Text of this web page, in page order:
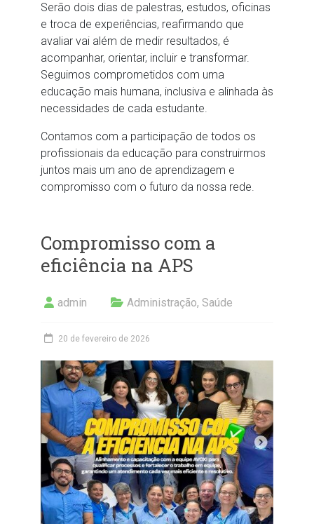
Serão dois dias de palestras, estudos, oficinas
e troca de experiências, reafirmando que
avaliar vai além de medir resultados, é
acompanhar, orientar, incluir e transformar.
Seguimos comprometidos com uma
educação mais humana, inclusiva e alinhada às
necessidades de cada estudante.
Contamos com a participação de todos os
profissionais da educação para construirmos
juntos mais um ano de aprendizagem e
compromisso com o futuro da nossa rede.
Compromisso com a
eficiência na APS
admin Administração, Saúde
20 de fevereiro de 2026